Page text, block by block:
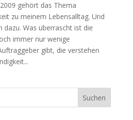
gehört das Thema
zu meinem Lebensalltag. Und
dazu. Was überrascht ist die
immer nur wenige
gibt, die verstehen